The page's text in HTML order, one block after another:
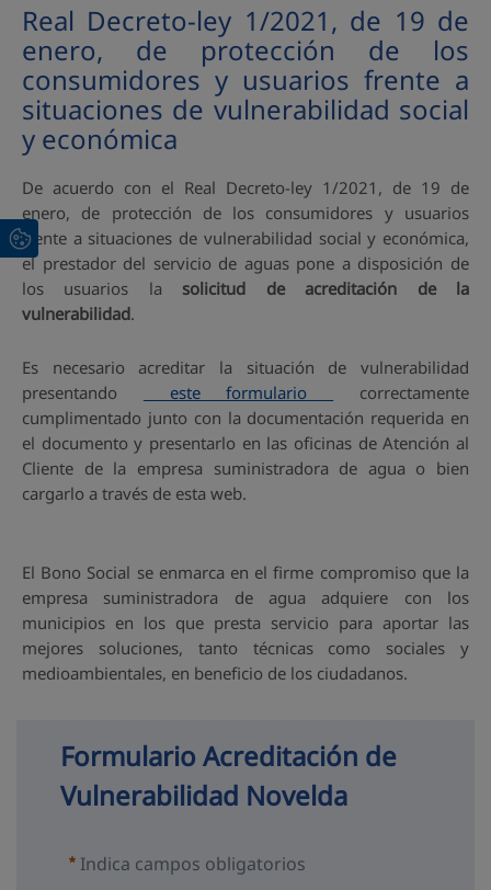
Real Decreto-ley 1/2021, de 19 de
enero, de protección de los
consumidores y usuarios frente a
situaciones de vulnerabilidad social
y económica
De acuerdo con el Real Decreto-ley 1/2021, de 19 de
enero, de protección de los consumidores y usuarios
frente a situaciones de vulnerabilidad social y económica,
el prestador del servicio de aguas pone a disposición de
los usuarios la solicitud de acreditación de la
vulnerabilidad.
Es necesario acreditar la situación de vulnerabilidad
presentando
este formulario
correctamente
cumplimentado junto con la documentación requerida en
el documento y presentarlo en las oficinas de Atención al
Cliente de la empresa suministradora de agua o bien
cargarlo a través de esta web.
El Bono Social se enmarca en el firme compromiso que la
empresa suministradora de agua adquiere con los
municipios en los que presta servicio para aportar las
mejores soluciones, tanto técnicas como sociales y
medioambientales, en beneficio de los ciudadanos.
Formulario Acreditación de
Vulnerabilidad Novelda
Indica campos obligatorios